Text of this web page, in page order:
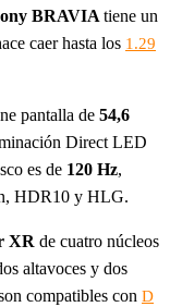
BRAVIA tiene un
caer hasta los 1.29
pantalla de 54,6
Direct LED
es de 120 Hz,
HDR10 y HLG.
XR de cuatro núcleos
altavoces y dos
compatibles con D